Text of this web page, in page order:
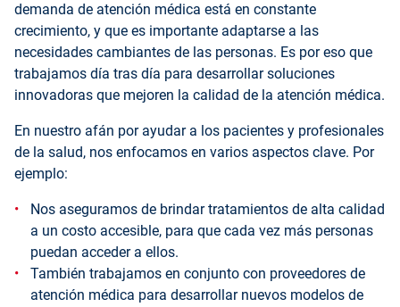
demanda de atención médica está en constante
crecimiento, y que es importante adaptarse a las
necesidades cambiantes de las personas. Es por eso que
trabajamos día tras día para desarrollar soluciones
innovadoras que mejoren la calidad de la atención médica.
En nuestro afán por ayudar a los pacientes y profesionales
de la salud, nos enfocamos en varios aspectos clave. Por
ejemplo:
Nos aseguramos de brindar tratamientos de alta calidad
a un costo accesible, para que cada vez más personas
puedan acceder a ellos.
También trabajamos en conjunto con proveedores de
atención médica para desarrollar nuevos modelos de